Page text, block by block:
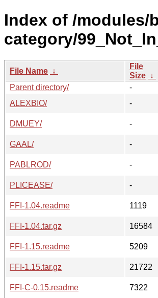
Index of /modules/
category/
File Name ↓
File
Size ↓
Parent directory/
-
ALEXBIO/
-
DMUEY/
-
GAAL/
-
PABLROD/
-
PLICEASE/
-
FFI-1.04.readme
1119
FFI-1.04.tar.gz
16584
FFI-1.15.readme
5209
FFI-1.15.tar.gz
21722
FFI-C-0.15.readme
7322